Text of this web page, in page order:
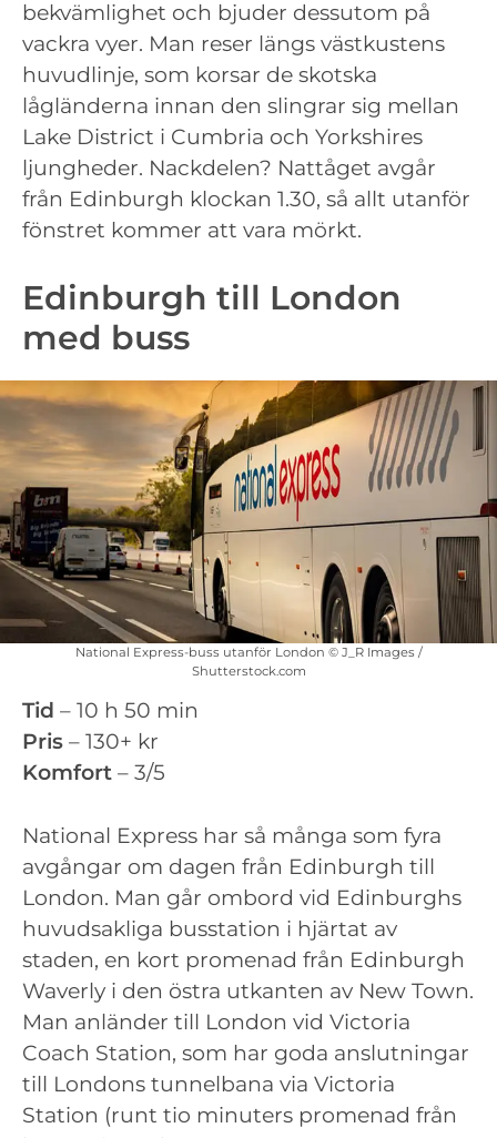
bekvämlighet och bjuder dessutom på
vackra vyer. Man reser längs västkustens
huvudlinje, som korsar de skotska
lågländerna innan den slingrar sig mellan
Lake District i Cumbria och Yorkshires
ljungheder. Nackdelen? Nattåget avgår
från Edinburgh klockan 1.30, så allt utanför
fönstret kommer att vara mörkt.
Edinburgh till London
med buss
National Express-buss utanför London © J_R Images /
Shutterstock.com
Tid – 10 h 50 min
Pris – 130+ kr
Komfort – 3/5
National Express har så många som fyra
avgångar om dagen från Edinburgh till
London. Man går ombord vid Edinburghs
huvudsakliga busstation i hjärtat av
staden, en kort promenad från Edinburgh
Waverly i den östra utkanten av New Town.
Man anländer till London vid Victoria
Coach Station, som har goda anslutningar
till Londons tunnelbana via Victoria
Station (runt tio minuters promenad från